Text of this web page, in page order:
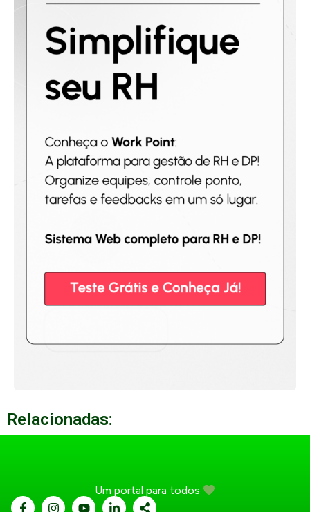
Relacionadas:
Um portal para todos